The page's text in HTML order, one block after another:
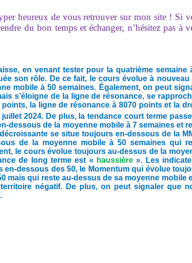
heureux de vous retrouver sur mon site ! Si
du bon temps et échanger, n’hésitez pas à
en venant tester pour la quatrième semaine
son rôle. De ce fait, le cours évolue à nouveau
mobile à 50 semaines. Également, on peut
s’éloigne de la ligne de résonance, se
la ligne de résonance à 8070 points et la
2024. De plus, la tendance court terme
dessous de la moyenne mobile à 7 semaines et
se situe toujours en-dessous de la
de la moyenne mobile à 50 semaines qui
le cours évolue toujours au-dessus de la
de long terme est « haussière». Les
en-dessous des 50, le Momentum qui évolue
mais qui reste au-dessus de sa moyenne mobile
négatif. De plus, on peut signaler que